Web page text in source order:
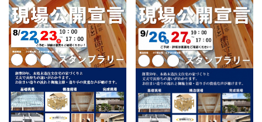
栃木
群馬
奈良
滋賀
和歌山
愛媛
鳥取
島根
広島
佐賀
熊本
大分
宮崎
※現住所のある都道府県以外の建築予定地の方でも現住所の有るお近
くの展示場又は店舗にお問合せください。移住の計画の方もご相談対
応します。お気軽にご相談ください。
茨城県
水戸
栃木県
宇都宮
小山
群馬県
群馬
伊勢崎
愛媛県
松山
佐賀県
佐賀
熊本県
熊本
大分県
大分
宮崎県
宮崎
鹿児島県
鹿児島